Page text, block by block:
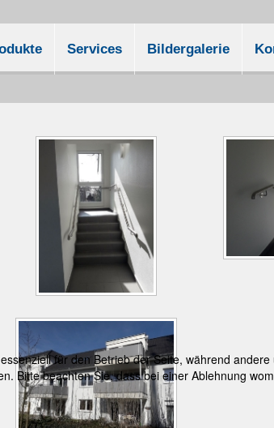
Services Bildergalerie
für den Betrieb der Seite, während
Bitte beachten Sie, dass bei einer Ablehnung